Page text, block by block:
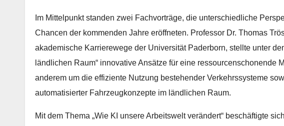
Im Mittelpunkt standen zwei Fachvorträge, die unterschiedliche
Chancen der kommenden Jahre eröffneten. Professor Dr. Thomas
akademische Karrierewege der Universität Paderborn, stellte unter
ländlichen Raum“ innovative Ansätze für eine ressourcenschonende
anderem um die effiziente Nutzung bestehender Verkehrssysteme
automatisierter Fahrzeugkonzepte im ländlichen Raum.
Mit dem Thema „Wie KI unsere Arbeitswelt verändert“ beschäftigte